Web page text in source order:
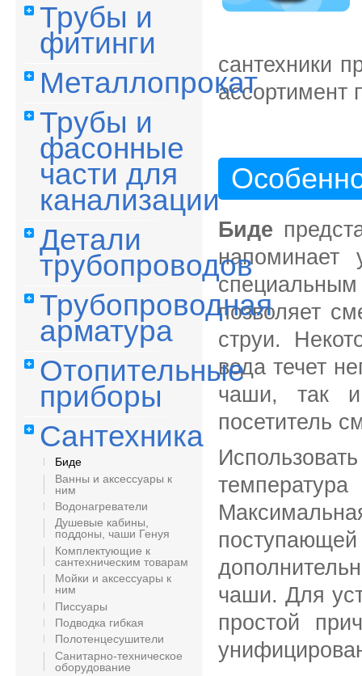
Трубы и
фитинги
Металлопрокат
Трубы и
фасонные
части для
канализации
Детали
трубопроводов
Трубопроводная
арматура
Отопительные
приборы
Сантехника
Биде
Ванны и аксессуары к
ним
Водонагреватели
Душевые кабины,
поддоны, чаши Генуя
Комплектующие к
сантехническим товарам
Мойки и аксессуары к
ним
Писсуары
Подводка гибкая
Полотенцесушители
Санитарно-техническое
оборудование
сантехники
ассортимент
Биде
позволяет
струи.
вода течет
чаши, так и
посетитель
чаши. Для
простой